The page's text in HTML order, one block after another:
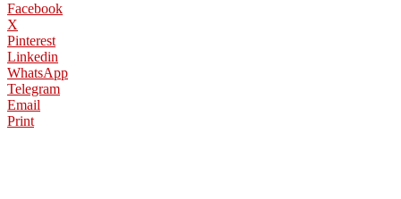
Facebook
X
Pinterest
Linkedin
WhatsApp
Telegram
Email
Print